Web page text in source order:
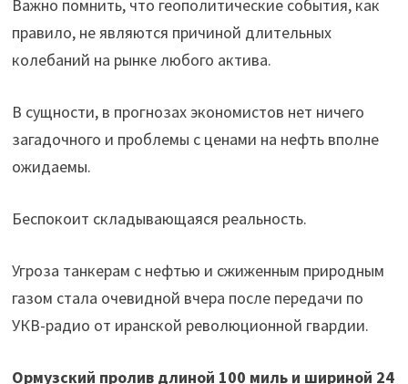
Важно помнить, что геополитические события, как
правило, не являются причиной длительных
колебаний на рынке любого актива.
В сущности, в прогнозах экономистов нет ничего
загадочного и проблемы с ценами на нефть вполне
ожидаемы.
Беспокоит складывающаяся реальность.
Угроза танкерам с нефтью и сжиженным природным
газом стала очевидной вчера после передачи по
УКВ-радио от иранской революционной гвардии.
Ормузский пролив длиной 100 миль и шириной 24